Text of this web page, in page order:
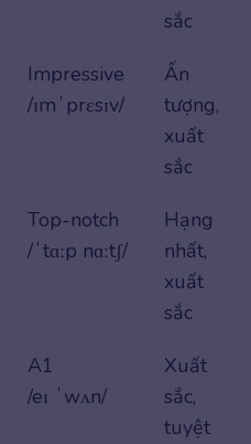
sắc
Impressive
/ɪmˈprɛsɪv/
Ấn
tượng,
xuất
sắc
Top-notch
/ˈtɑːp nɑːtʃ/
Hạng
nhất,
xuất
sắc
A1
/eɪ ˈwʌn/
Xuất
sắc,
tuyệt